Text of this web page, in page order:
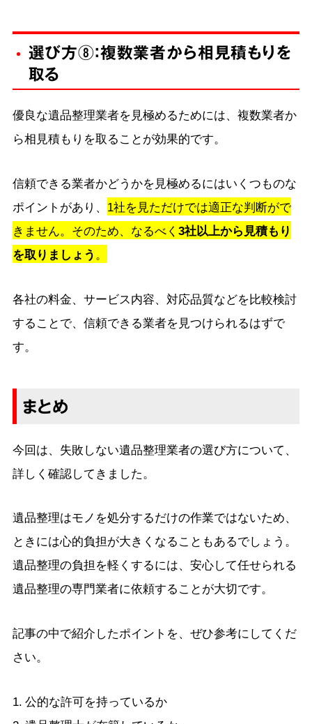
選び方⑧：複数業者から相見積もりを
取る
優良な遺品整理業者を見極めるためには、複数業者か
ら相見積もりを取ることが効果的です。
信頼できる業者かどうかを見極めるにはいくつものな
ポイントがあり、 1社を見ただけでは適正な判断がで
きません。そのため、なるべく 3社以上から見積もり
を取りましょう。
各社の料金、サービス内容、対応品質などを比較検討
することで、信頼できる業者を見つけられるはずで
す。
まとめ
今回は、失敗しない遺品整理業者の選び方について、
詳しく確認してきました。
遺品整理はモノを処分するだけの作業ではないため、
ときには心的負担が大きくなることもあるでしょう。
遺品整理の負担を軽くするには、安心して任せられる
遺品整理の専門業者に依頼することが大切です。
記事の中で紹介したポイントを、ぜひ参考にしてくだ
さい。
公的な許可を持っているか